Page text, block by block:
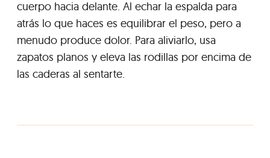
cuerpo hacia delante. Al echar la espalda para
atrás lo que haces es equilibrar el peso, pero a
menudo produce dolor. Para aliviarlo, usa
zapatos planos y eleva las rodillas por encima de
las caderas al sentarte.